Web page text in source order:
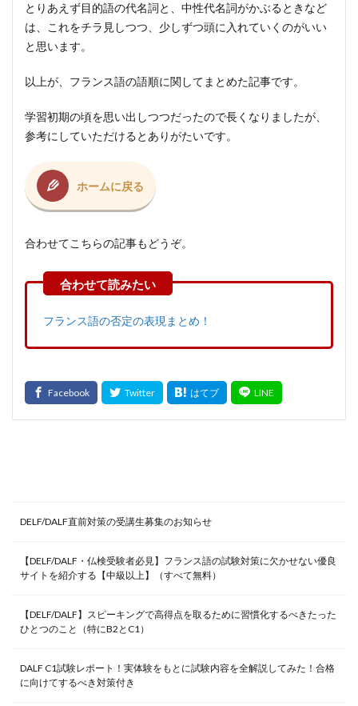
とりあえず目的語の代名詞と、中性代名詞がかぶるときなど
は、これをチラ見しつつ、少しずつ頭に入れていくのがいい
と思います。
以上が、フランス語の語順に関してまとめた記事です。
学習初期の頃を思い出しつつだったので長くなりましたが、
参考にしていただけるとありがたいです。
ホームに戻る
合わせてこちらの記事もどうぞ。
フランス語の否定の表現まとめ！
DELF/DALF直前対策の受講生募集のお知らせ
【DELF/DALF・仏検受験者必見】フランス語の試験対策に欠かせない優良
サイトを紹介する【中級以上】（すべて無料）
【DELF/DALF】スピーキングで高得点を取るために習慣化するべきたった
ひとつのこと（特にB2とC1）
DALF C1試験レポート！実体験をもとに試験内容を全解説してみた！合格
に向けてするべき対策付き